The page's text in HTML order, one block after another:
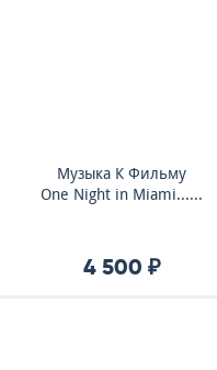
Музыка К Фильму
One Night in Miami......
4 500 ₽